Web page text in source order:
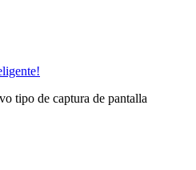
tipo de captura de pantalla